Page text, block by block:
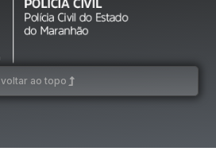
voltar ao topo